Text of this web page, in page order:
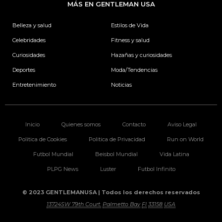
o
g
d
n
e
MÁS EN GENTLEMAN USA
Belleza y salud
Celebridades
Curiosidades
Deportes
Entretenimiento
Estilos de Vida
Fitness y salud
Hazañas y curiosidades
Moda/Tendencias
Noticias
Inicio Quienes somos Contacto Aviso Legal
Politica de Cookies Politica de Privacidad Run on World
Futbol Mundial Beisbol Mundial Vida Latina
PLPG News Luster Futbol Infinito
© 2023 GENTLEMANUSA | Todos los derechos reservados
13724SW 79th Court. Palmetto Bay Fl 33158 USA